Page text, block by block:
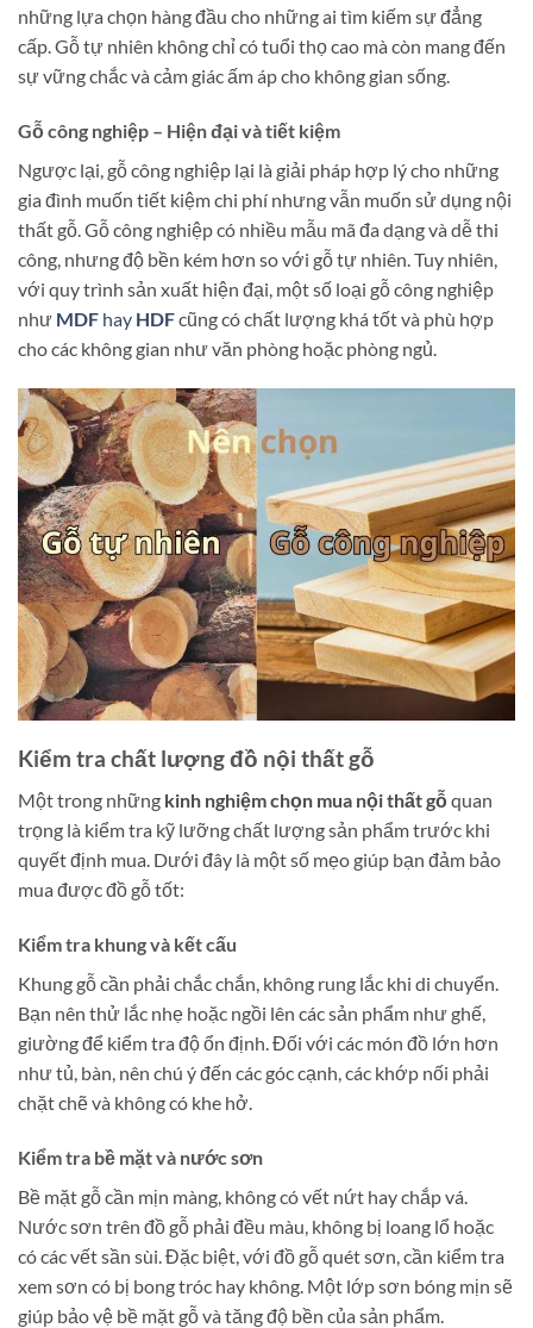
những lựa chọn hàng đầu cho những ai tìm kiếm sự đẳng
cấp. Gỗ tự nhiên không chỉ có tuổi thọ cao mà còn mang đến
sự vững chắc và cảm giác ấm áp cho không gian sống.
Gỗ công nghiệp – Hiện đại và tiết kiệm
Ngược lại, gỗ công nghiệp lại là giải pháp hợp lý cho những
gia đình muốn tiết kiệm chi phí nhưng vẫn muốn sử dụng nội
thất gỗ. Gỗ công nghiệp có nhiều mẫu mã đa dạng và dễ thi
công, nhưng độ bền kém hơn so với gỗ tự nhiên. Tuy nhiên,
với quy trình sản xuất hiện đại, một số loại gỗ công nghiệp
như MDF hay HDFcũng có chất lượng khá tốt và phù hợp
cho các không gian như văn phòng hoặc phòng ngủ.
Kiểm tra chất lượng đồ nội thất gỗ
Một trong những kinh nghiệm chọn mua nội thất gỗquan
trọng là kiểm tra kỹ lưỡng chất lượng sản phẩm trước khi
quyết định mua. Dưới đây là một số mẹo giúp bạn đảm bảo
mua được đồ gỗ tốt:
Kiểm tra khung và kết cấu
Khung gỗ cần phải chắc chắn, không rung lắc khi di chuyển.
Bạn nên thử lắc nhẹ hoặc ngồi lên các sản phẩm như ghế,
giường để kiểm tra độ ổn định. Đối với các món đồ lớn hơn
như tủ, bàn, nên chú ý đến các góc cạnh, các khớp nối phải
chặt chẽ và không có khe hở​.
Kiểm tra bề mặt và nước sơn
Bề mặt gỗ cần mịn màng, không có vết nứt hay chắp vá.
Nước sơn trên đồ gỗ phải đều màu, không bị loang lổ hoặc
có các vết sần sùi. Đặc biệt, với đồ gỗ quét sơn, cần kiểm tra
xem sơn có bị bong tróc hay không. Một lớp sơn bóng mịn sẽ
giúp bảo vệ bề mặt gỗ và tăng độ bền của sản phẩm​.